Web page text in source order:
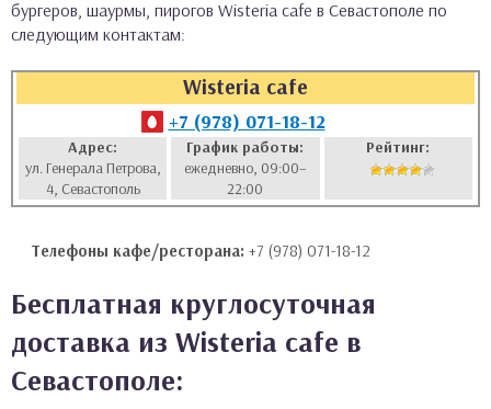
бургеров, шаурмы, пирогов Wisteria cafe в Севастополе по
следующим контактам:
Wisteria cafe
+7 (978) 071-18-12
Адрес:
ул. Генерала Петрова,
4, Севастополь
График работы:
ежедневно, 09:00–
22:00
Рейтинг:
Телефоны кафе/ресторана: +7 (978) 071-18-12
Бесплатная круглосуточная
доставка из Wisteria cafe в
Севастополе: